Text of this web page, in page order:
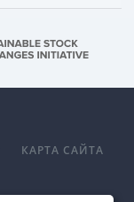
КАРТА САЙТА